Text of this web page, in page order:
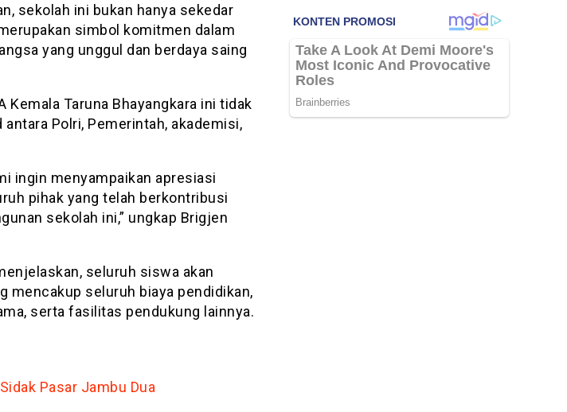
sekolah ini bukan hanya sekedar
simbol komitmen dalam
yang unggul dan berdaya saing
Kemala Taruna Bhayangkara ini tidak
Polri, Pemerintah, akademisi,
ingin menyampaikan apresiasi
pihak yang telah berkontribusi
sekolah ini,” ungkap Brigjen
seluruh siswa akan
mencakup seluruh biaya pendidikan,
serta fasilitas pendukung lainnya.
Pasar Jambu Dua